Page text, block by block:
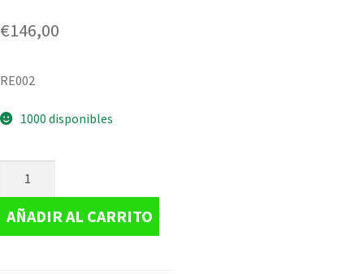
€146,00
RE002
1000 disponibles
AÑADIR AL CARRITO